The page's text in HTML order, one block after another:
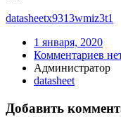
datasheetx9313wmiz3t1
1 января, 2020
Комментариев
Администратор
datasheet
Добавить